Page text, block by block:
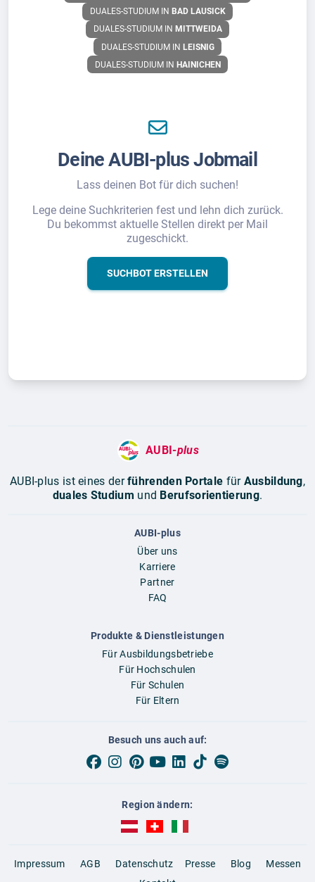
DUALES-STUDIUM IN BAD LAUSICK
DUALES-STUDIUM IN MITTWEIDA
DUALES-STUDIUM IN LEISNIG
DUALES-STUDIUM IN HAINICHEN
Deine AUBI-plus Jobmail
Lass deinen Bot für dich suchen!
Lege deine Suchkriterien fest und lehn dich zurück.
Du bekommst aktuelle Stellen direkt per Mail
zugeschickt.
SUCHBOT ERSTELLEN
AUBI-plus
AUBI-plus ist eines derführenden Portale für Ausbildung,
duales Studium und Berufsorientierung.
AUBI-plus
Über uns
Karriere
Partner
FAQ
Produkte & Dienstleistungen
Für Ausbildungsbetriebe
Für Hochschulen
Für Schulen
Für Eltern
Besuch uns auch auf:
Region ändern:
AUBI-plus Österreich (deutsch)
AUBI-plus Schweiz (deutsch)
AUBI-plus Italien (deutsch)
Impressum AGB Datenschutz Presse Blog
Messen